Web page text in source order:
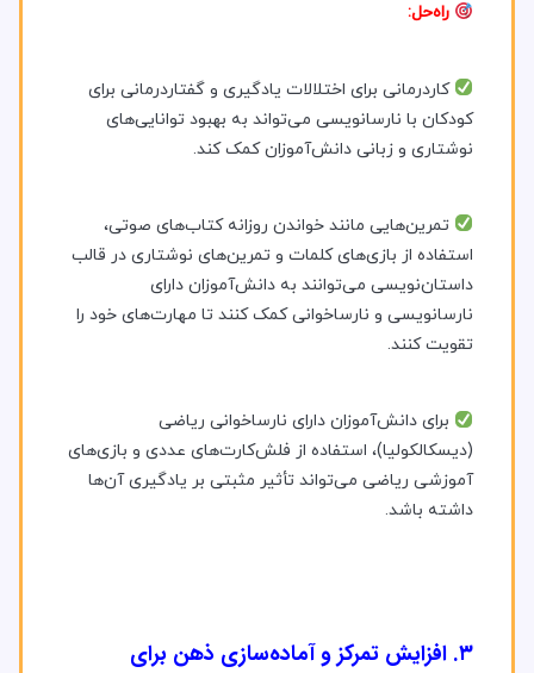
راه‌حل:
کاردرمانی برای اختلالات یادگیری و گفتاردرمانی برای
کودکان با نارسانویسی می‌تواند به بهبود توانایی‌های
نوشتاری و زبانی دانش‌آموزان کمک کند.
تمرین‌هایی مانند خواندن روزانه کتاب‌های صوتی،
استفاده از بازی‌های کلمات و تمرین‌های نوشتاری در قالب
داستان‌نویسی می‌توانند به دانش‌آموزان دارای
نارسانویسی و نارساخوانی کمک کنند تا مهارت‌های خود را
تقویت کنند.
برای دانش‌آموزان دارای نارساخوانی ریاضی
(دیسکالکولیا)، استفاده از فلش‌کارت‌های عددی و بازی‌های
آموزشی ریاضی می‌تواند تأثیر مثبتی بر یادگیری آن‌ها
داشته باشد.
۳. افزایش تمرکز و آماده‌سازی ذهن برای